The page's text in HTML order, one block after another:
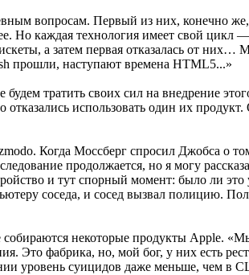
вопросам. Первый из них, конечно
Но каждая технология имеет свой цикл
а затем первая отказалась от
прошли, наступают времена HTML5...»
тратить своих сил на внедрение
использовать один их
Когда Моссберг спросил Джобса о
продолжается, но я могу
и тут спорный момент: было ли
соседа, и сосед вызвал полицию.
некоторые продукты Apple.
Это фабрика, но, мой бог, у них есть
уровень суицидов даже меньше, чем в